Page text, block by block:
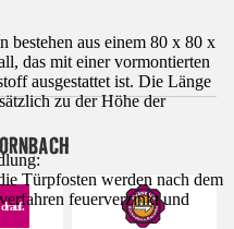
bestehen aus einem 80 x 80 x
das mit einer vormontierten
ausgestattet ist. Die Länge
zu der Höhe der
Türpfosten werden nach dem
feuerverzinkt und